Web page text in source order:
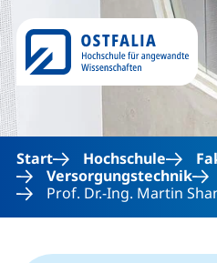
Start Hochschule
Versorgungstechnik
Prof. Dr.-Ing. Martin